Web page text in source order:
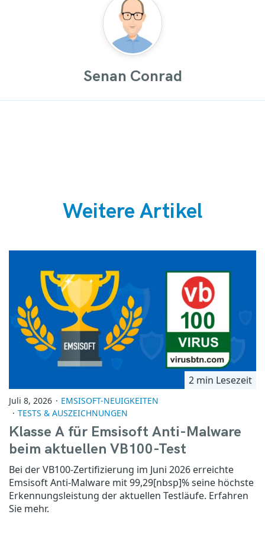
Senan Conrad
Weitere Artikel
2 min Lesezeit
Juli 8, 2026
EMSISOFT-NEUIGKEITEN
TESTS & AUSZEICHNUNGEN
Klasse A für Emsisoft Anti-Malware
beim aktuellen VB100-Test
Bei der VB100-Zertifizierung im Juni 2026 erreichte
Emsisoft Anti-Malware mit 99,29[nbsp]% seine höchste
Erkennungsleistung der aktuellen Testläufe. Erfahren
Sie mehr.